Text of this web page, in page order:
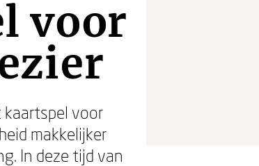
voor
kaartspel voor
makkelijker
In deze tijd van